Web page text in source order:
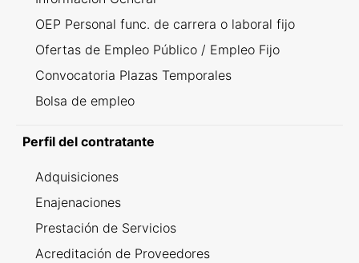
OEP Personal func. de carrera o laboral fijo
Ofertas de Empleo Público / Empleo Fijo
Convocatoria Plazas Temporales
Bolsa de empleo
Perfil del contratante
Adquisiciones
Enajenaciones
Prestación de Servicios
Acreditación de Proveedores